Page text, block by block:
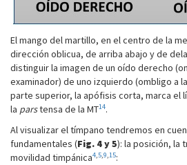
El mango del martillo, en el centro de la
dirección oblicua, de arriba abajo y de
distinguir la imagen de un oído derecho
examinador) de uno izquierdo (ombligo a
parte superior, la apófisis corta, marca el
la parstensa de la MT14.
Al visualizar el tímpano tendremos en
fundamentales (Fig. 4 y 5): la posición, la
movilidad timpánica4,5,9,15: